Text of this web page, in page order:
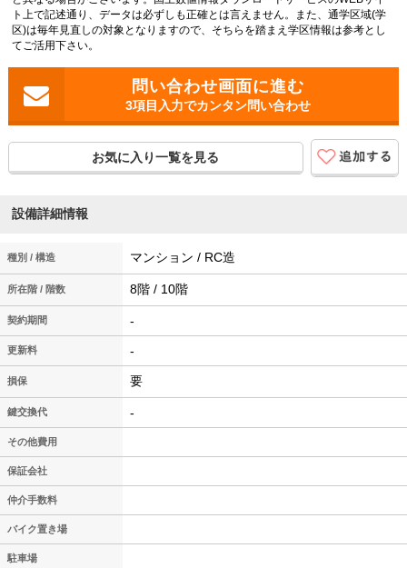
ト上で記述通り、データは必ずしも正確とは言えません。また、通学区域(学
区)は毎年見直しの対象となりますので、そちらを踏まえ学区情報は参考とし
てご活用下さい。
3項目入力でカンタン問い合わせ
お気に入り一覧を見る
設備詳細情報
種別 / 構造 マンション / RC造
所在階 / 階数 8階 / 10階
契約期間 -
更新料 -
損保 要
鍵交換代 -
その他費用
保証会社
仲介手数料
バイク置き場
駐車場